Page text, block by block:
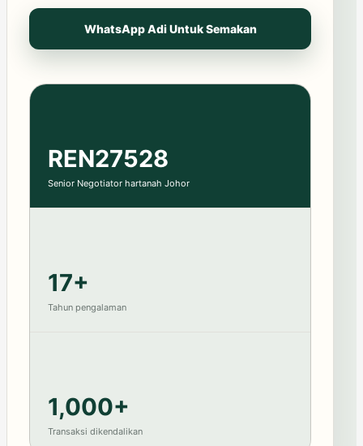
WhatsApp Adi Untuk Semakan
REN27528
Senior Negotiator hartanah Johor
17+
Tahun pengalaman
1,000+
Transaksi dikendalikan